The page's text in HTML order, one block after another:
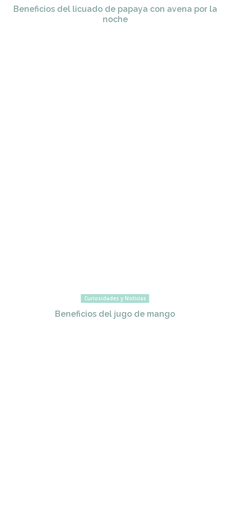
Beneficios del licuado de papaya con avena por la
noche
Curiosidades y Noticias
Beneficios del jugo de mango